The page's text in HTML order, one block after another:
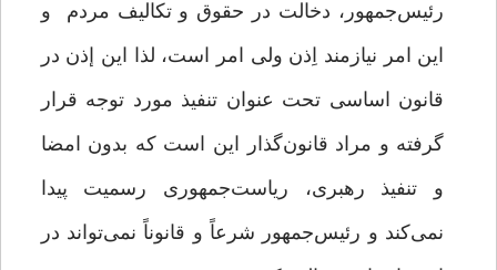
رئیس‌جمهور، دخالت در حقوق و تکالیف مردم و
این امر نیازمند اِذن ولی امر است، لذا این إذن در
قانون اساسی تحت عنوان تنفیذ مورد توجه قرار
گرفته و مراد قانون‌گذار این است که بدون امضا
و تنفیذ رهبری، ریاست‌جمهوری رسمیت پیدا
نمی‌کند و رئیس‌جمهور شرعاً و قانوناً نمی‌تواند در